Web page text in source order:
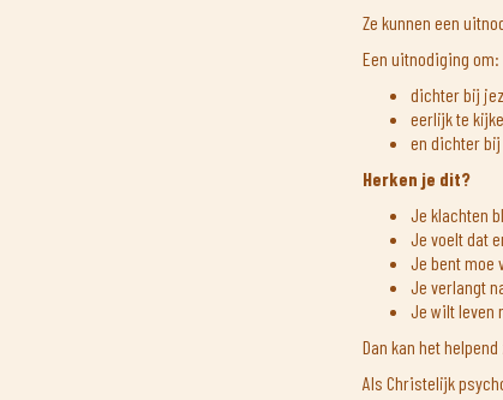
Ze kunnen een
Een uitnodiging om:
dichter bij
eerlijk te
en dichter bij
Herken je dit?
Je klachten
Je voelt dat
Je bent moe
Je verlangt
Je wilt leven
Dan kan het
Als Christelijk